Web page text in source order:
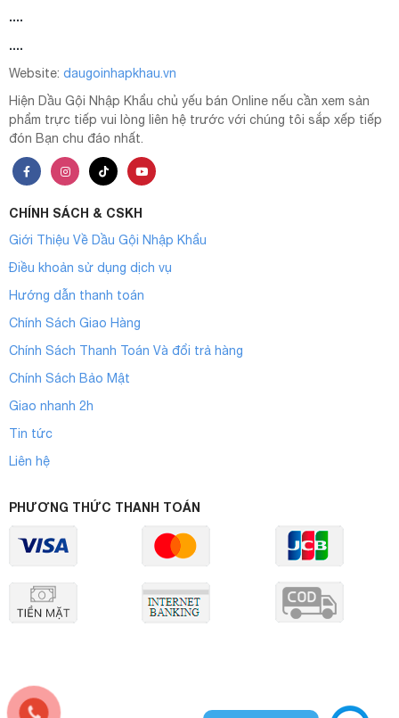
....
....
Website: daugoinhapkhau.vn
Hiện Dầu Gội Nhập Khẩu chủ yếu bán Online nếu cần xem sản
phẩm trực tiếp vui lòng liên hệ trước với chúng tôi sắp xếp tiếp
đón Bạn chu đáo nhất.
CHÍNH SÁCH & CSKH
Giới Thiệu Về Dầu Gội Nhập Khẩu
Điều khoản sử dụng dịch vụ
Hướng dẫn thanh toán
Chính Sách Giao Hàng
Chính Sách Thanh Toán Và đổi trả hàng
Chính Sách Bảo Mật
Giao nhanh 2h
Tin tức
Liên hệ
PHƯƠNG THỨC THANH TOÁN